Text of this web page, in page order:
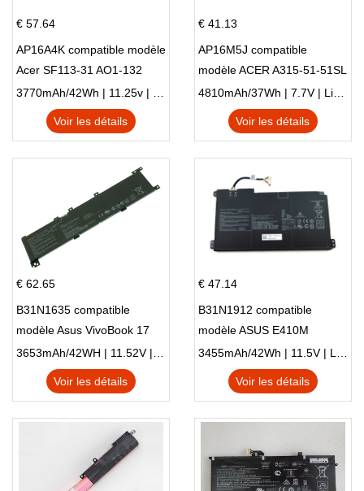
€ 57.64
AP16A4K compatible modèle
Acer SF113-31 AO1-132
NE132
3770mAh/42Wh | 11.25v | Li-ion ...
Voir les détails
€ 41.13
AP16M5J compatible
modèle ACER A315-51-51SL
N17Q1 SERIES
4810mAh/37Wh | 7.7V | Li-ion ...
Voir les détails
€ 62.65
B31N1635 compatible
modèle Asus VivoBook 17
X705NC X705UA X705UV
X705UN X705UD
3653mAh/42WH | 11.52V | Li-ion ...
Voir les détails
€ 47.14
B31N1912 compatible
modèle ASUS E410M
E410MA L410MA
3455mAh/42Wh | 11.5V | Li-ion ...
Voir les détails